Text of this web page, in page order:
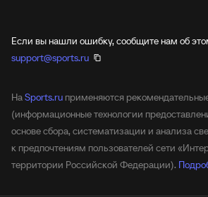
Если вы нашли ошибку, сообщите нам об
support@sports.ru
НаSports.ru применяются
(информационные технологии
основе сбора, систематизации и анализа
к предпочтениям пользователей сети
территории Российской Федерации).